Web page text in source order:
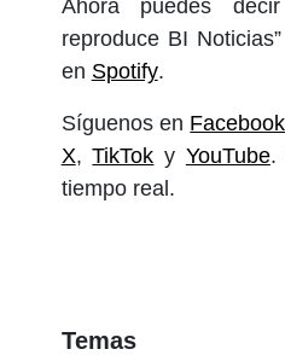
Ahora puedes
reproduce BI
en Spotify.
Síguenos en Facebook
X,TikTok y YouTube.
tiempo real.
Temas